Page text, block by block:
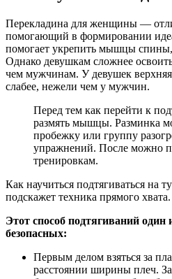
Перекладина для женщины —
помогающий в формировании
помогает укрепить мышцы
Однако девушкам сложнее
чем мужчинам. У девушек верхняя
слабее, нежели чем у мужчин.
Перед тем как перейти к
размять мышцы. Разминка
пробежку или группу
упражнений. После можно
тренировкам.
Как научиться подтягиваться на
подскажет техника прямого хвата.
Этот способ подтягиваний
безопасных:
Первым делом взяться за
расстоянии ширины плеч.